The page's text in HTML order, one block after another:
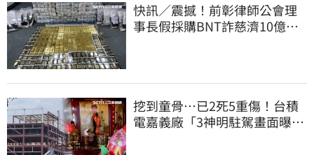
快訊／震撼！前彰律師公會理
事長假採購BNT詐慈濟10億、
挖到童骨…已2死5重傷！台積
電嘉義廠「3神明駐駕畫面曝